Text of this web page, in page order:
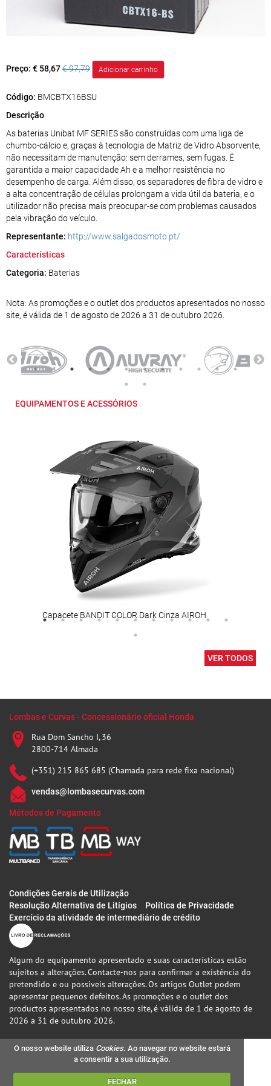
Preço: € 58,67€ 97,79
Código: BMCBTX16BSU
Descrição
As baterias Unibat MF SERIES são construídas com uma liga de
chumbo-cálcio e, graças à tecnologia de Matriz de Vidro Absorvente,
não necessitam de manutenção: sem derrames, sem fugas. É
garantida a maior capacidade Ah e a melhor resistência no
desempenho de carga. Além disso, os separadores de fibra de vidro e
a alta concentração de células prolongam a vida útil da bateria, e o
utilizador não precisa mais preocupar-se com problemas causados
pela vibração do veículo.
Representante: http://www.salgadosmoto.pt/
Características
Categoria: Baterias
Nota: As promoções e o outlet dos productos apresentados no nosso
site, é válida de 1 de agosto de 2026 a 31 de outubro 2026.
EQUIPAMENTOS E ACESSÓRIOS
Capacete BANDIT COLOR Dark Cinza AIROH
VER TODOS
Lombas e Curvas - Concessionário oficial Honda
Rua Dom Sancho I, 36
2800-714 Almada
(+351) 215 865 685 (Chamada para rede fixa nacional)
vendas@lombasecurvas.com
Métodos de Pagamento
Condições Gerais de Utilização
Resolução Alternativa de Litígios
Política de Privacidade
Exercício da atividade de intermediário de crédito
Algum do equipamento apresentado e suas características estão
sujeitos a alterações. Contacte-nos para confirmar a existência do
pretendido e ou possiveis alterações. Os artigos Outlet podem
apresentar pequenos defeitos. As promoções e o outlet dos
productos apresentados no nosso site, é válida de 1 de agosto de
2026 a 31 de outubro 2026.
O nosso website utiliza Cookies. Ao navegar no website estará
a consentir a sua utilização.
FECHAR